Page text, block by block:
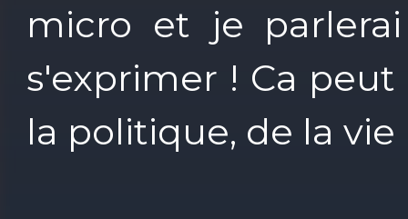
micro et je
s'exprimer ! Ca
la politique, de la vie